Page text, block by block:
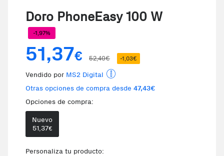
Doro PhoneEasy 100 W
-1,97%
51,37€ 52,40€ -1,03€
Vendido por MS2 Digital
Otras opciones de compra desde 47,43€
Opciones de compra:
Nuevo
51,37€
Personaliza tu producto: